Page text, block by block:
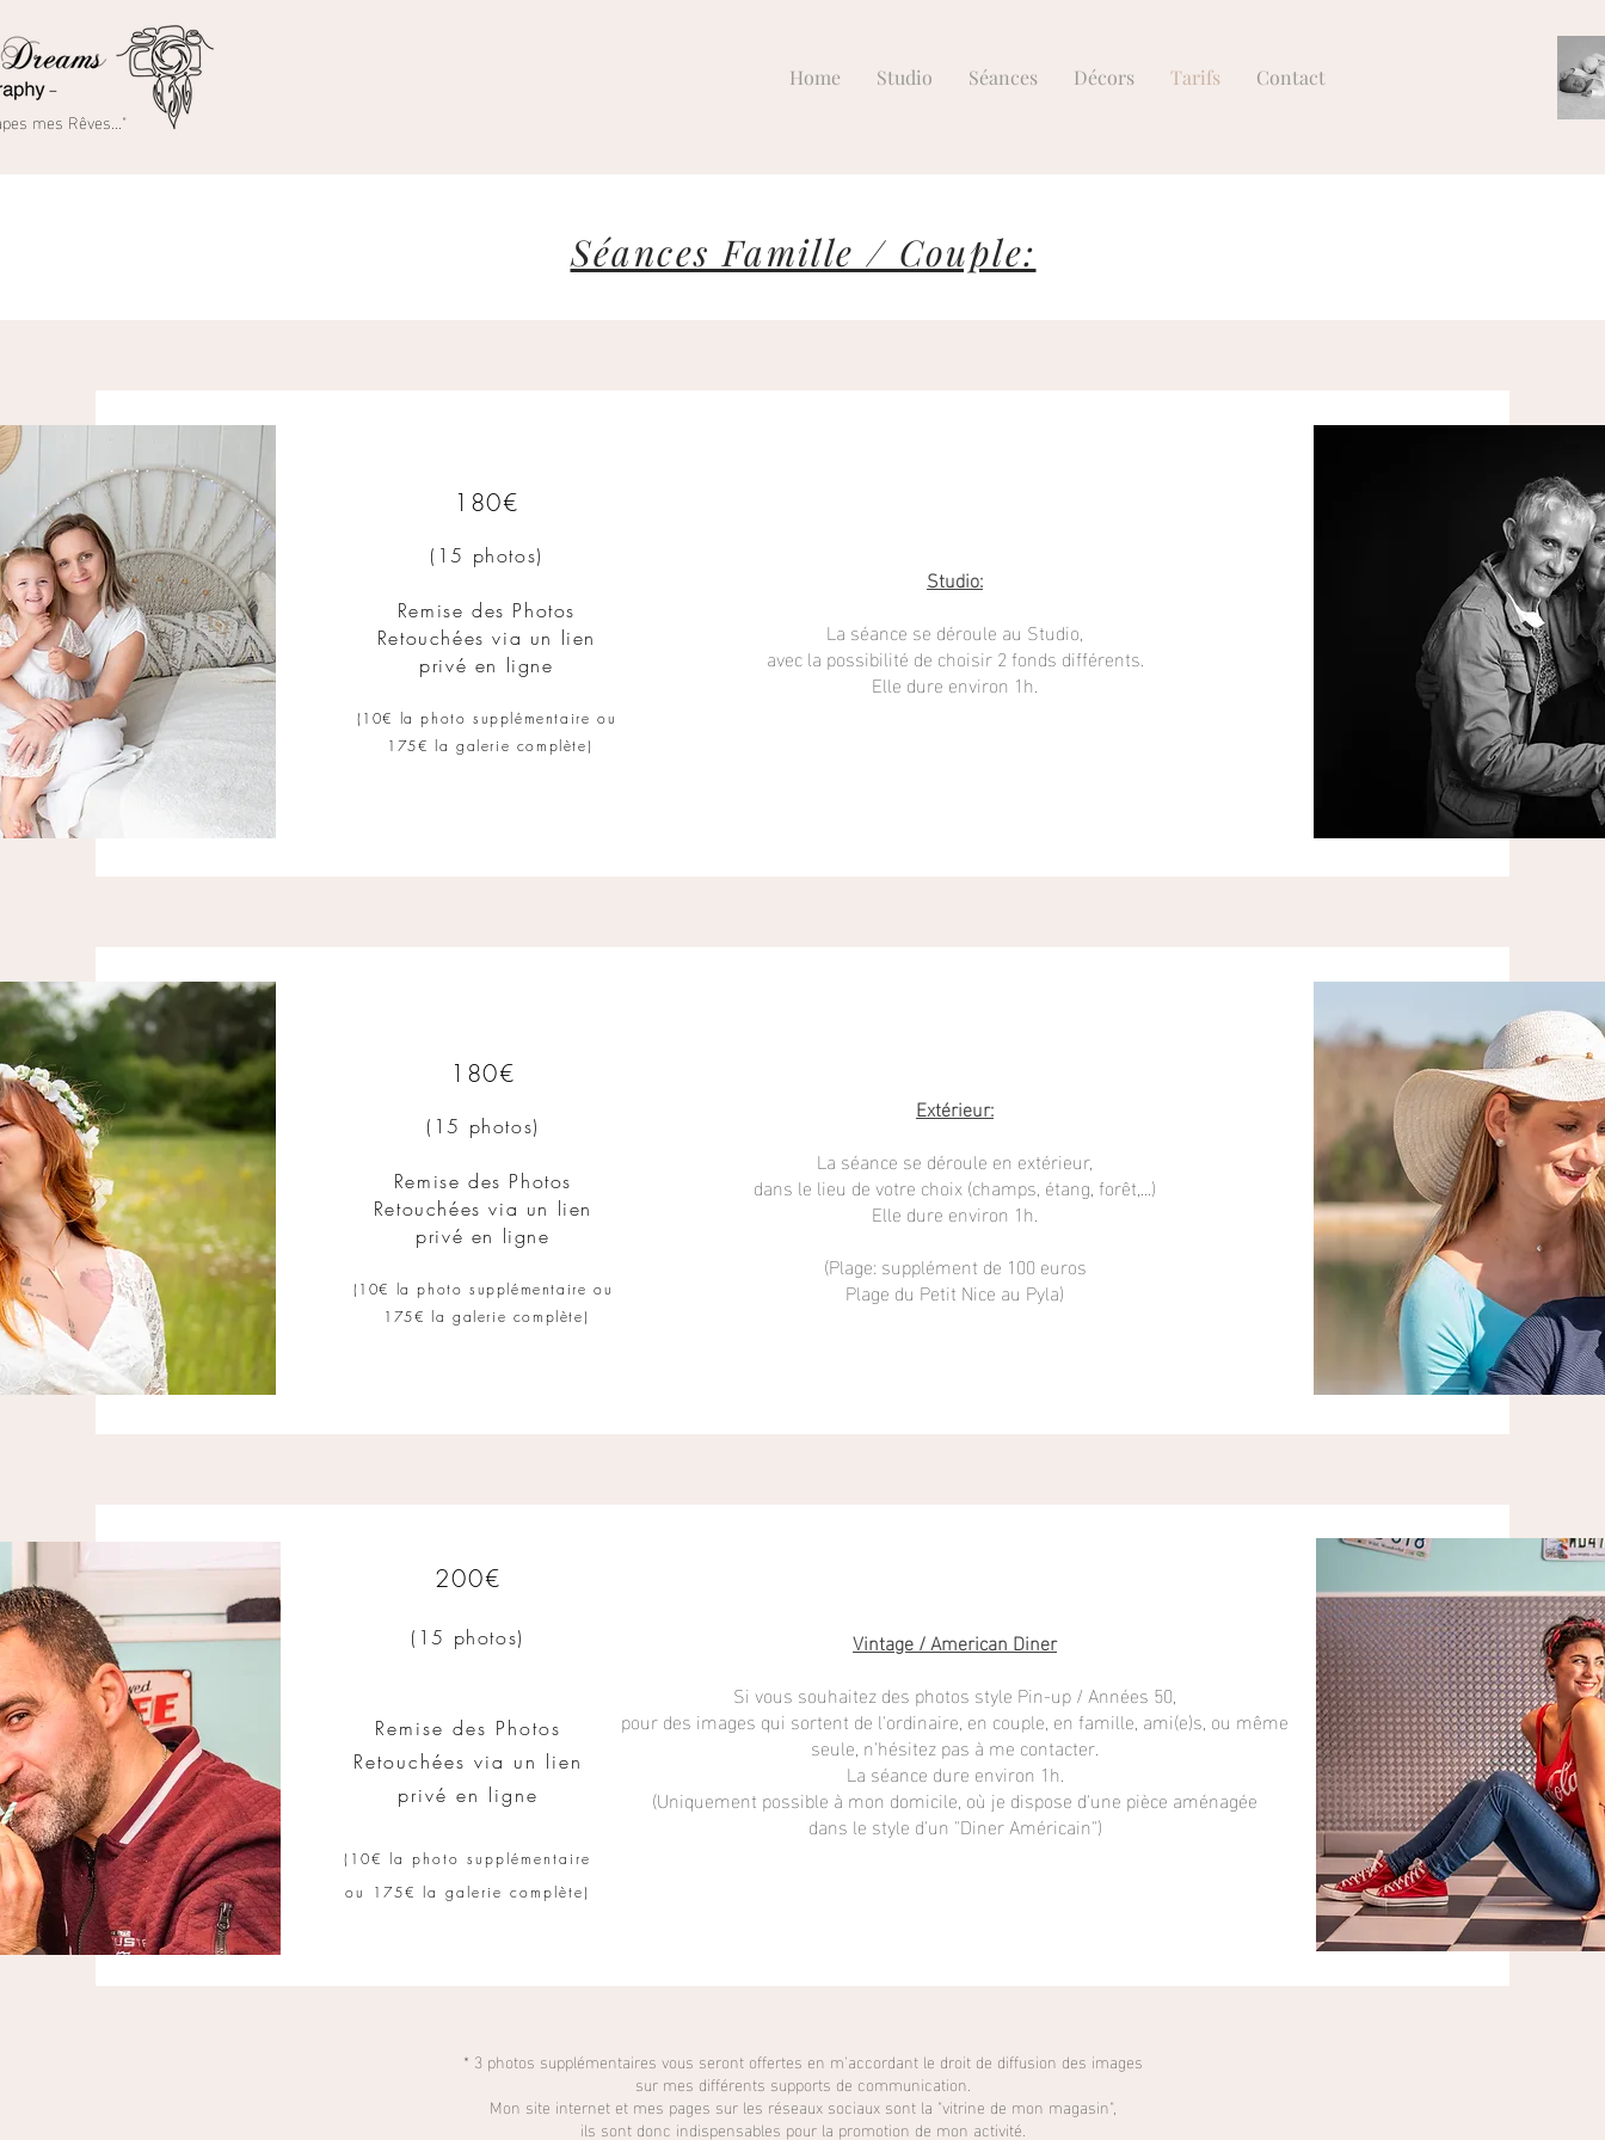
mes Rêves..."
Home Studio Séances Décors Tarifs Contact
Séances Famille / Couple:
180€
(15 photos)
Remise des Photos
Retouchées via un lien
privé en ligne
( 10€ la photo supplémentaire ou
175€ la galerie complète)
Studio:
La séance se déroule au Studio,
avec la possibilité de choisir 2 fonds différents.
Elle dure environ 1h.
180€
(15 photos)
Remise des Photos
Retouchées via un lien
privé en ligne
( 10€ la photo supplémentaire ou
175€ la galerie complète)
Extérieur:
La séance se déroule en extérieur,
dans le lieu de votre choix (champs, étang, forêt,...)
Elle dure environ 1h.
(Plage: supplément de 100 euros
Plage du Petit Nice au Pyla)
200€
(15 photos)
Remise des Photos
Retouchées via un lien
privé en ligne
( 10€ la photo supplémentaire
ou
175€ la galerie complète)
Vintage / American Diner
Si vous souhaitez des photos style Pin-up / Années 50,
pour des images qui sortent de l'ordinaire, en couple, en famille, ami(e)s, ou même
seule, n'hésitez pas à me contacter.
La séance dure environ 1h.
(Uniquement possible à mon domicile, où je dispose d'une pièce aménagée
dans le style d'un "Diner Américain")
* 3 photos supplémentaires vous seront offertes en m'accordant le droit de diffusion des images
sur mes différents supports de communication.
Mon site internet et mes pages sur les réseaux sociaux sont la "vitrine de mon magasin",
ils sont donc indispensables pour la promotion de mon activité.